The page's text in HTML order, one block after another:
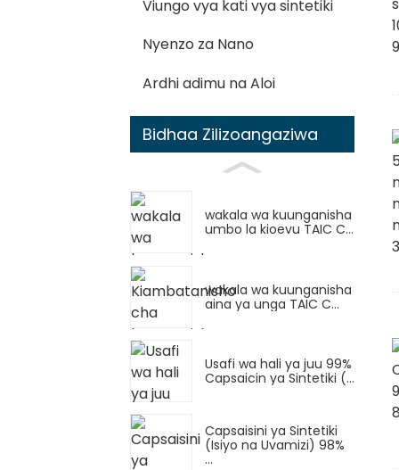
Viungo vya kati vya sintetiki
Nyenzo za Nano
Ardhi adimu na Aloi
Bidhaa Zilizoangaziwa
wakala wa kuunganisha
umbo la kioevu TAIC C...
wakala wa kuunganisha
aina ya unga TAIC C...
Usafi wa hali ya juu 99%
Capsaicin ya Sintetiki (...
Capsaisini ya Sintetiki
(Isiyo na Uvamizi) 98%
...